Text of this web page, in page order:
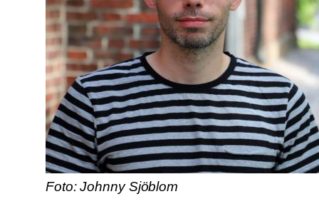
Foto: Johnny Sjöblom